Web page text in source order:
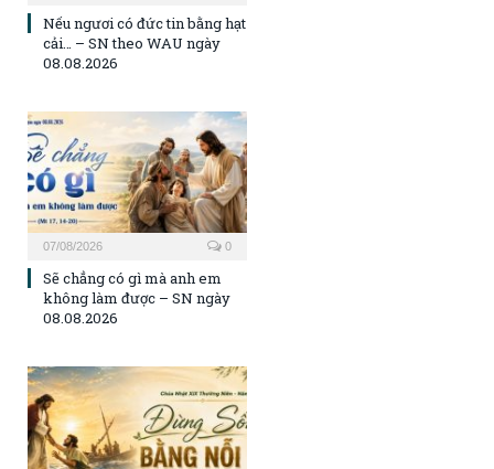
Nếu ngươi có đức tin bằng hạt
cải… – SN theo WAU ngày
08.08.2026
07/08/2026 0
Sẽ chẳng có gì mà anh em
không làm được – SN ngày
08.08.2026